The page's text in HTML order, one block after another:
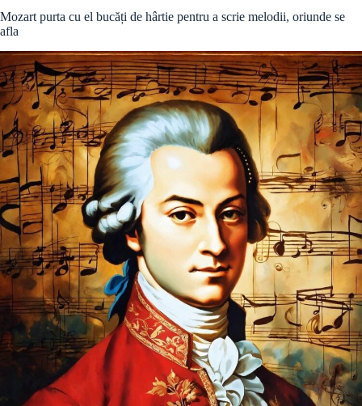
Mozart purta cu el bucăți de hârtie pentru a scrie melodii, oriunde se
afla